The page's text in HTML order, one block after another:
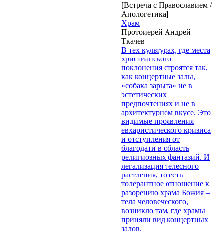
[Встреча с Православием /
Апологетика]
Храм
Протоиерей Андрей
Ткачев
В тех культурах, где места
христианского
поклонения строятся так,
как концертные залы,
«собака зарыта» не в
эстетических
предпочтениях и не в
архитектурном вкусе. Это
видимые проявления
евхаристического кризиса
и отступления от
благодати в область
религиозных фантазий. И
легализация телесного
растления, то есть
толерантное отношение к
разорению храма Божия –
тела человеческого,
возникло там, где храмы
приняли вид концертных
залов.